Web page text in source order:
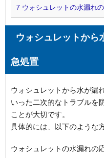
7 ウォシュレットの水漏れ
ウォシュレットから
急処置
ウォシュレットから水が漏
いった二次的なトラブルを
ことが大切です。
具体的には、以下のような
ウォシュレットの水漏れの